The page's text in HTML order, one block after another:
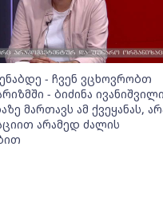
- ჩვენ ვცხოვრობთ
- ბიძინა ივანიშვილი
მართავს ამ ქვეყანას,
არამედ ძალის